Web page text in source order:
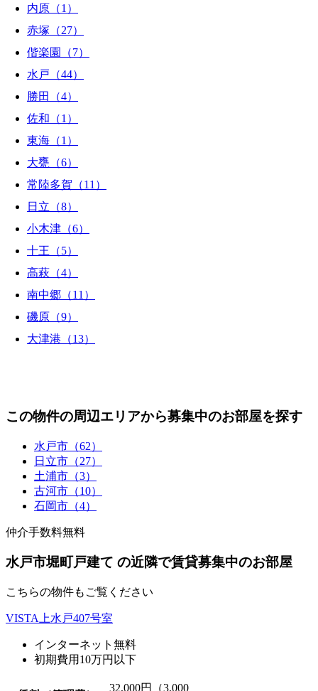
内原（1）
赤塚（27）
偕楽園（7）
水戸（44）
勝田（4）
佐和（1）
東海（1）
大甕（6）
常陸多賀（11）
日立（8）
小木津（6）
十王（5）
高萩（4）
南中郷（11）
磯原（9）
大津港（13）
この物件の周辺エリアから募集中のお部屋を探す
水戸市（62）
日立市（27）
土浦市（3）
古河市（10）
石岡市（4）
仲介手数料無料
水戸市堀町戸建て の近隣で賃貸募集中のお部屋
こちらの物件もご覧ください
VISTA上水戸407号室
インターネット無料
初期費用10万円以下
32,000円（3,000